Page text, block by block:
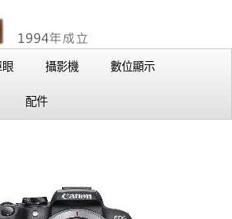
眼 攝影機 數位顯示
配件